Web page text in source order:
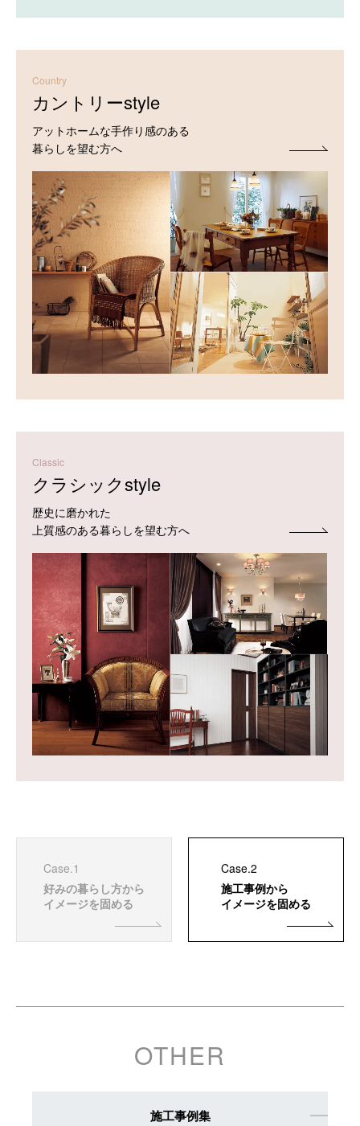
Country
カントリーstyle
アットホームな手作り感のある
暮らしを望む方へ
Classic
クラシックstyle
歴史に磨かれた
上質感のある暮らしを望む方へ
Case.1
好みの暮らし方から
イメージを固める
Case.2
施工事例から
イメージを固める
OTHER
施工事例集